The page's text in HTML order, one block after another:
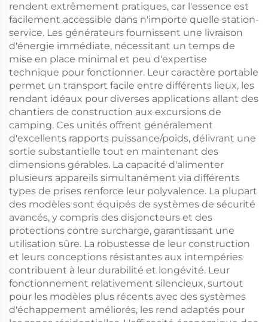
rendent extrêmement pratiques, car l'essence est
facilement accessible dans n'importe quelle station-
service. Les générateurs fournissent une livraison
d'énergie immédiate, nécessitant un temps de
mise en place minimal et peu d'expertise
technique pour fonctionner. Leur caractère portable
permet un transport facile entre différents lieux, les
rendant idéaux pour diverses applications allant des
chantiers de construction aux excursions de
camping. Ces unités offrent généralement
d'excellents rapports puissance/poids, délivrant une
sortie substantielle tout en maintenant des
dimensions gérables. La capacité d'alimenter
plusieurs appareils simultanément via différents
types de prises renforce leur polyvalence. La plupart
des modèles sont équipés de systèmes de sécurité
avancés, y compris des disjoncteurs et des
protections contre surcharge, garantissant une
utilisation sûre. La robustesse de leur construction
et leurs conceptions résistantes aux intempéries
contribuent à leur durabilité et longévité. Leur
fonctionnement relativement silencieux, surtout
pour les modèles plus récents avec des systèmes
d'échappement améliorés, les rend adaptés pour